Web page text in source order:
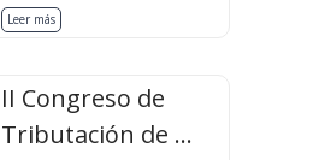
Leer más
II Congreso de
Tributación de ...